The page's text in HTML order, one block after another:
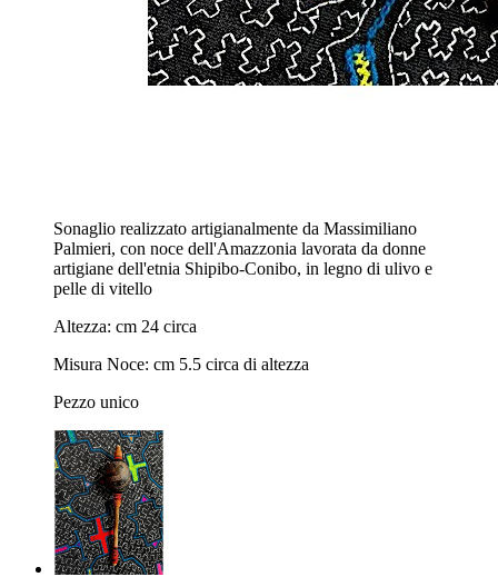
Sonaglio realizzato artigianalmente da Massimiliano
Palmieri, con noce dell'Amazzonia lavorata da donne
artigiane dell'etnia Shipibo-Conibo, in legno di ulivo e
pelle di vitello
Altezza: cm 24 circa
Misura Noce: cm 5.5 circa di altezza
Pezzo unico